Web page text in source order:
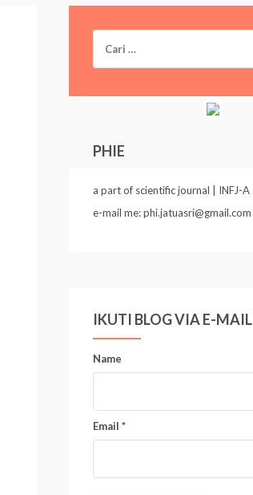
r
u
k
PHIE
a part of scientific journal | INFJ-A
e-mail me: phi.jatuasri@gmail.com
IKUTI BLOG VIA E-MAIL
Name
Email *